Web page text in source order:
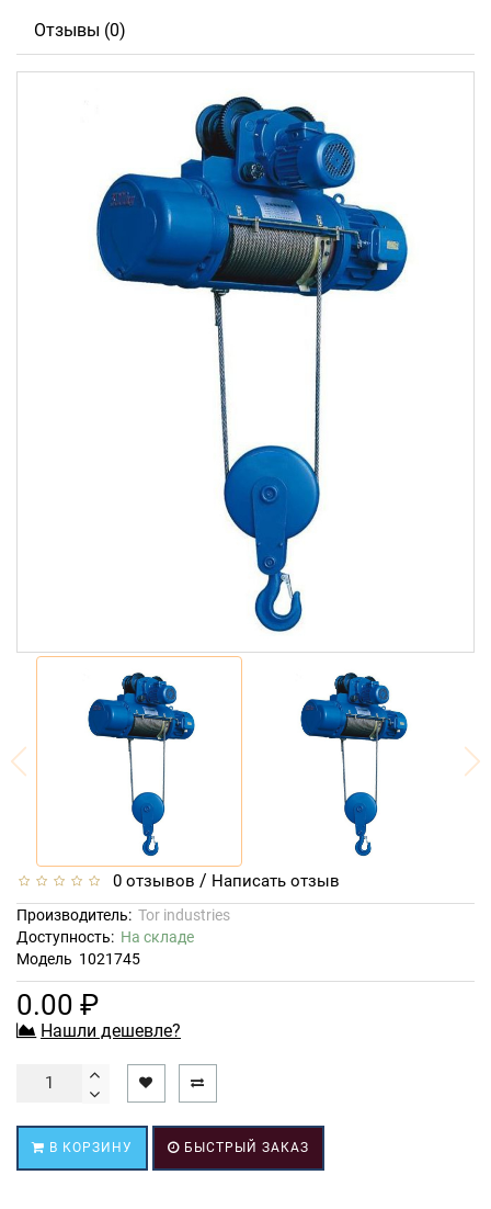
Отзывы (0)
0 отзывов / Написать отзыв
Производитель: Tor industries
Доступность: На складе
Модель 1021745
0.00 ₽
Нашли дешевле?
В КОРЗИНУ БЫСТРЫЙ ЗАКАЗ